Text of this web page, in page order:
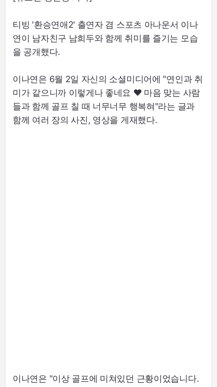
티빙 '환승연애2' 출연자 겸 스포츠 아나운서 이나
연이 남자친구 남희두와 함께 취미를 즐기는 모습
을 공개했다.
이나연은 6월 2일 자신의 소셜미디어에 "연인과 취
미가 같으니까 이렇게나 좋네요 ♥ 마음 맞는 사람
들과 함께 골프 칠 때 너무너무 행복혀"라는 글과
함께 여러 장의 사진, 영상을 게재했다.
이나연은 "이상 골프에 미쳐있던 근황이었습니다.